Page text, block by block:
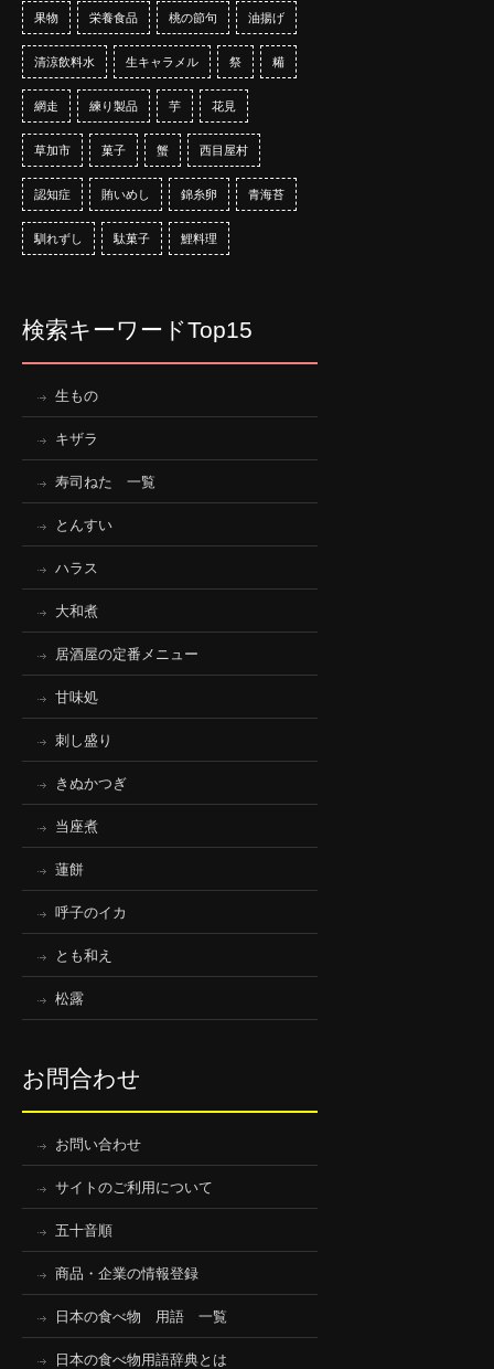
果物 栄養食品 桃の節句 油揚げ
清涼飲料水 生キャラメル 祭 糒
網走 練り製品 芋 花見
草加市 菓子 蟹 西目屋村
認知症 賄いめし 錦糸卵 青海苔
馴れずし 駄菓子 鯉料理
検索キーワードTop15
生もの
キザラ
寿司ねた 一覧
とんすい
ハラス
大和煮
居酒屋の定番メニュー
甘味処
刺し盛り
きぬかつぎ
当座煮
蓮餅
呼子のイカ
とも和え
松露
お問合わせ
お問い合わせ
サイトのご利用について
五十音順
商品・企業の情報登録
日本の食べ物 用語 一覧
日本の食べ物用語辞典とは